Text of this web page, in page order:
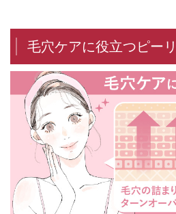
毛穴ケアに役立つピー